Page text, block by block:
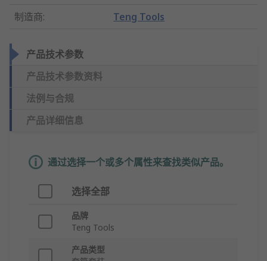
制造商: Teng Tools
产品技术参数
产品技术参数资料
法例与合规
产品详细信息
通过选择一个或多个属性来查找类似产品。
选择全部
品牌
Teng Tools
产品类型